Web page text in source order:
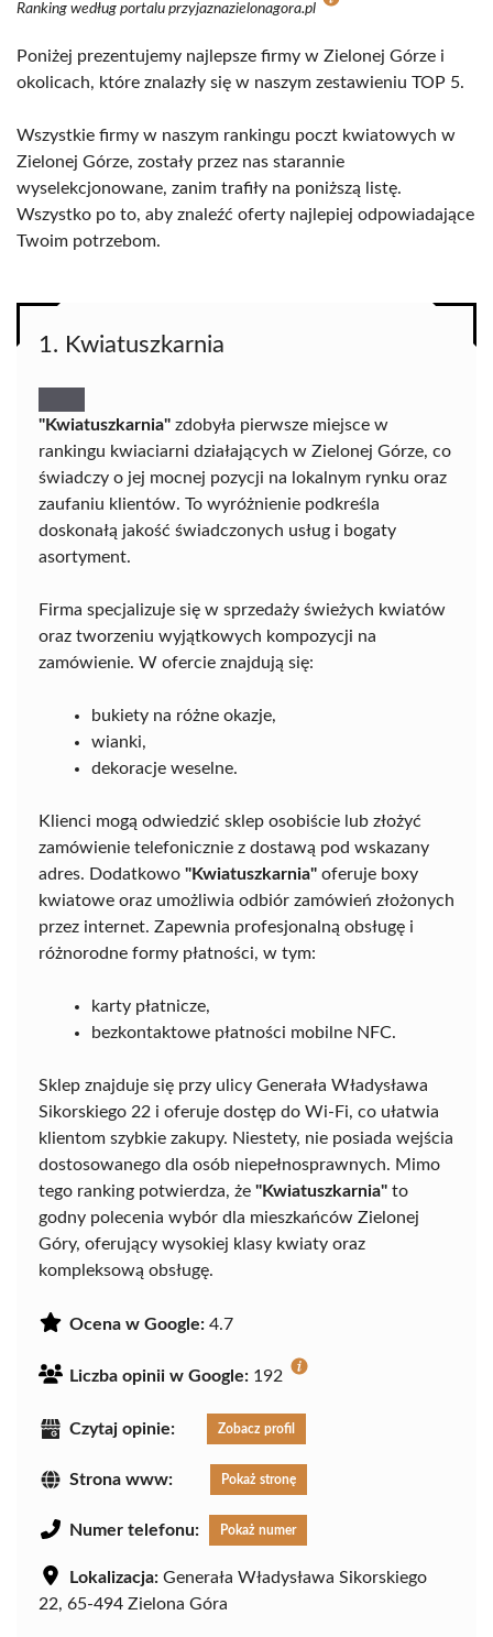
Ranking według portalu przyjaznazielonagora.pl
Poniżej prezentujemy najlepsze firmy w Zielonej Górze i
okolicach, które znalazły się w naszym zestawieniu TOP 5.
Wszystkie firmy w naszym rankingu poczt kwiatowych w
Zielonej Górze, zostały przez nas starannie
wyselekcjonowane, zanim trafiły na poniższą listę.
Wszystko po to, aby znaleźć oferty najlepiej odpowiadające
Twoim potrzebom.
1. Kwiatuszkarnia
"Kwiatuszkarnia" zdobyła pierwsze miejsce w
rankingu kwiaciarni działających w Zielonej Górze, co
świadczy o jej mocnej pozycji na lokalnym rynku oraz
zaufaniu klientów. To wyróżnienie podkreśla
doskonałą jakość świadczonych usług i bogaty
asortyment.
Firma specjalizuje się w sprzedaży świeżych kwiatów
oraz tworzeniu wyjątkowych kompozycji na
zamówienie. W ofercie znajdują się:
bukiety na różne okazje,
wianki,
dekoracje weselne.
Klienci mogą odwiedzić sklep osobiście lub złożyć
zamówienie telefonicznie z dostawą pod wskazany
adres. Dodatkowo "Kwiatuszkarnia" oferuje boxy
kwiatowe oraz umożliwia odbiór zamówień złożonych
przez internet. Zapewnia profesjonalną obsługę i
różnorodne formy płatności, w tym:
karty płatnicze,
bezkontaktowe płatności mobilne NFC.
Sklep znajduje się przy ulicy Generała Władysława
Sikorskiego 22 i oferuje dostęp do Wi-Fi, co ułatwia
klientom szybkie zakupy. Niestety, nie posiada wejścia
dostosowanego dla osób niepełnosprawnych. Mimo
tego ranking potwierdza, że "Kwiatuszkarnia" to
godny polecenia wybór dla mieszkańców Zielonej
Góry, oferujący wysokiej klasy kwiaty oraz
kompleksową obsługę.
Ocena w Google: 4.7
Liczba opinii w Google: 192
Czytaj opinie: Zobacz profil
Strona www: Pokaż stronę
Numer telefonu: Pokaż numer
Lokalizacja: Generała Władysława Sikorskiego
22, 65-494 Zielona Góra